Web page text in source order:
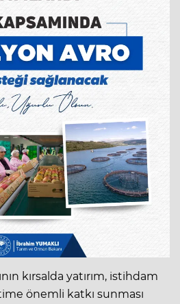
kırsalda yatırım, istihdam
önemli katkı sunması